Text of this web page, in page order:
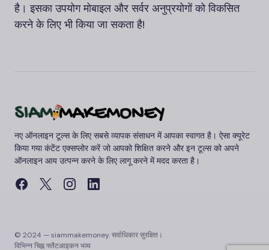
है। इसका उपयोग मोबाइल और सर्वर अनुप्रयोगों को विकसित
करने के लिए भी किया जा सकता है!
नए ऑनलाइन टूल्स के लिए सबसे व्यापक संसाधन में आपका स्वागत है। ऐसा क्यूरेट
किया गया कंटेंट एक्सप्लोर करें जो आपको शिक्षित करने और इन टूल्स को अपने
ऑनलाइन आय उत्पन्न करने के लिए लागू करने में मदद करता है।
© 2024 — siammakemoney. सर्वाधिकार सुरक्षित।
विभिन्न चिह्नफ्लैटआइकनभव्य